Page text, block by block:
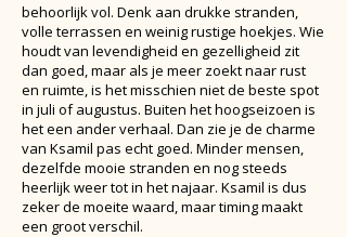
behoorlijk vol. Denk aan drukke stranden,
volle terrassen en weinig rustige hoekjes. Wie
houdt van levendigheid en gezelligheid zit
dan goed, maar als je meer zoekt naar rust
en ruimte, is het misschien niet de beste spot
in juli of augustus. Buiten het hoogseizoen is
het een ander verhaal. Dan zie je de charme
van Ksamil pas echt goed. Minder mensen,
dezelfde mooie stranden en nog steeds
heerlijk weer tot in het najaar. Ksamil is dus
zeker de moeite waard, maar timing maakt
een groot verschil.